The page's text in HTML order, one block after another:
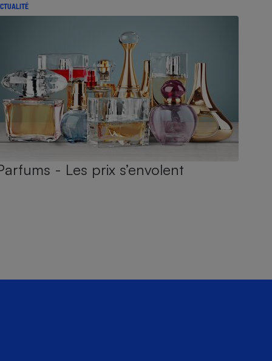
- Les prix s’envolent